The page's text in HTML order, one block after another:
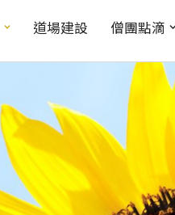
道場建設 僧團點滴